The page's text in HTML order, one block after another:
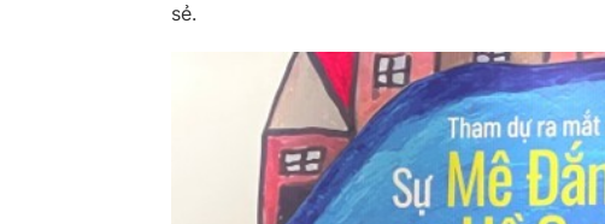
sẻ.